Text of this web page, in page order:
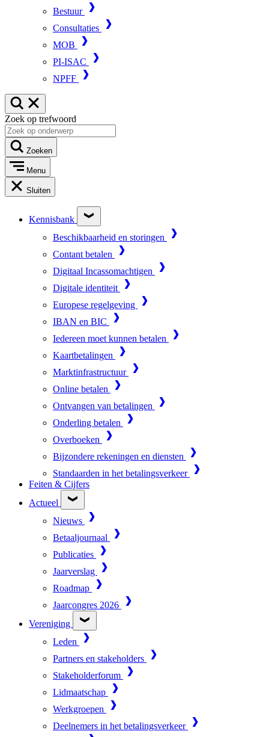
Bestuur
Consultaties
MOB
PI-ISAC
NPFF
Zoek op trefwoord
Zoeken
Menu
Sluiten
Kennisbank
Beschikbaarheid en storingen
Contant betalen
Digitaal Incassomachtigen
Digitale identiteit
Europese regelgeving
IBAN en BIC
Iedereen moet kunnen betalen
Kaartbetalingen
Marktinfrastructuur
Online betalen
Ontvangen van betalingen
Onderling betalen
Overboeken
Bijzondere rekeningen en diensten
Standaarden in het betalingsverkeer
Feiten & Cijfers
Actueel
Nieuws
Betaaljournaal
Publicaties
Jaarverslag
Roadmap
Jaarcongres 2026
Vereniging
Leden
Partners en stakeholders
Stakeholderforum
Lidmaatschap
Werkgroepen
Deelnemers in het betalingsverkeer